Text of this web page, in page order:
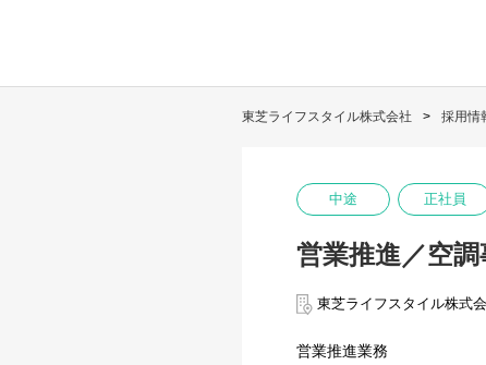
東芝ライフスタイル株式会社 採用情
中途 正社員
営業推進／空
東芝ライフスタイル株式
営業推進業務